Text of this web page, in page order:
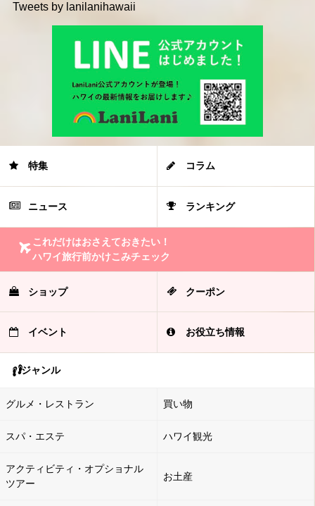
Tweets by lanilanihawaii
特集 コラム
ニュース ランキング
これだけはおさえておきたい！
ハワイ旅行前かけこみチェック
ショップ クーポン
イベント お役立ち情報
ジャンル
グルメ・レストラン 買い物
スパ・エステ ハワイ観光
アクティビティ・オプショナル
ツアー
お土産